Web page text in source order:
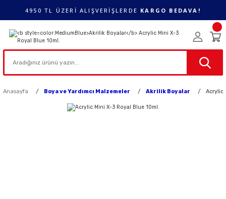
4950 TL ÜZERİ ALIŞVERİŞLERDE KARGO BEDAVA!
Anasayfa Boya ve Yardımcı Malzemeler Akrilik Boyalar Acrylic